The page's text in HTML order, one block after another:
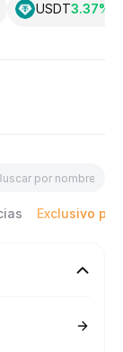
USDT3.37‎%
Exclusivo